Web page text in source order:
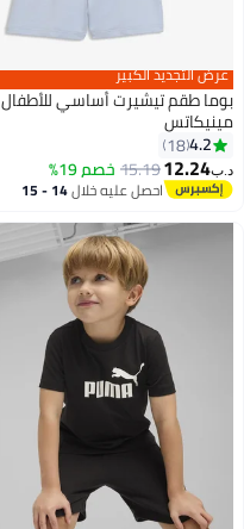
4
عرض التجديد الكبير
بوما طقم تيشيرت أساسي للأطفال
مينيكاتس
4.2
18
د.ب‏12.24
15.19خصم 19%
احصل عليه خلال 14 - 15